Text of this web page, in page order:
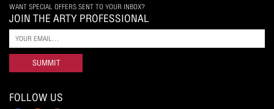
WANT SPECIAL OFFERS SENT TO YOUR INBOX?
JOIN THE ARTY PROFESSIONAL
SUMMIT
FOLLOW US